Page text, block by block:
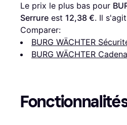
Le prix le plus bas pour
Serrure est 12,38 €. Il
Comparer:
BURG WÄCHTER
BURG WÄCHTER